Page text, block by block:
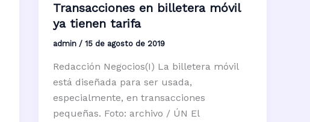
Transacciones en billetera móvil
ya tienen tarifa
admin/15 de agosto de 2019
Redacción Negocios(I) La billetera móvil
está diseñada para ser usada,
especialmente, en transacciones
pequeñas. Foto: archivo / ÚN El